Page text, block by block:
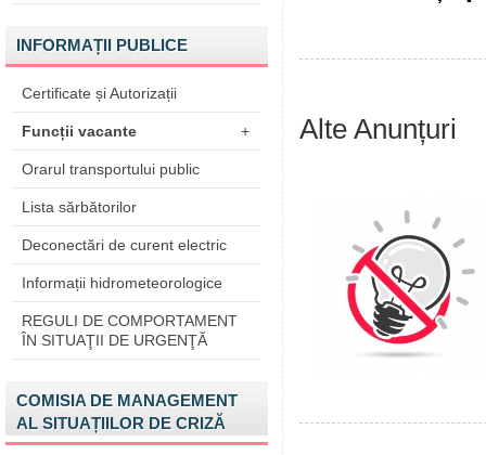
INFORMAȚII PUBLICE
Certificate și Autorizații
Funcții vacante +
Orarul transportului public
Lista sărbătorilor
Deconectări de curent electric
Informații hidrometeorologice
REGULI DE COMPORTAMENT
ÎN SITUAŢII DE URGENŢĂ
COMISIA DE MANAGEMENT
AL SITUAȚIILOR DE CRIZĂ
Alte Anunțuri